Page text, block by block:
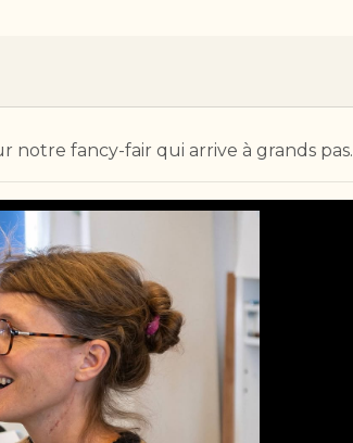
fancy-fair qui arrive à grands pas.